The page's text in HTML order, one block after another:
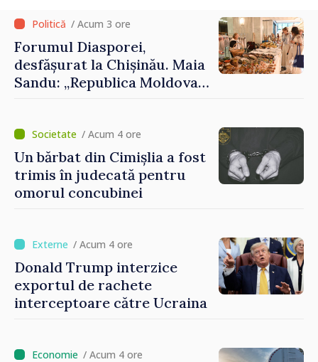
/ Acum 3 ore
Forumul Diasporei,
desfășurat la Chișinău. Maia
Sandu: „Republica Moldova
rol important în promovarea
și susținerea acestui
parcurs”
/ Acum 4 ore
Un bărbat din Cimișlia a fost
trimis în judecată pentru
omorul concubinei
/ Acum 4 ore
Donald Trump interzice
exportul de rachete
interceptoare către Ucraina
/ Acum 4 ore